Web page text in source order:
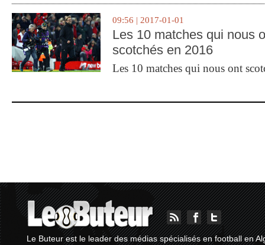
09:56 | 2017-01-01
Les 10 matches qui nous
scotchés en 2016
Les 10 matches qui nous ont
Le Buteur est le leader des médias spécialisés en football en